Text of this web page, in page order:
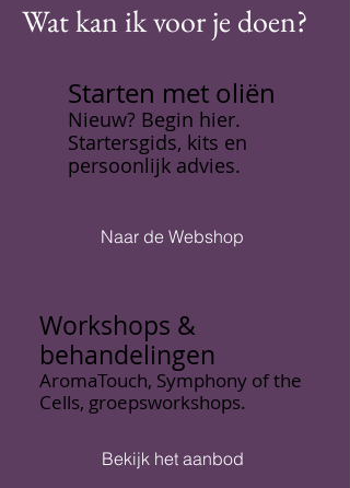
Wat kan ik voor je doen?
Starten met oliën
Nieuw? Begin hier.
Startersgids, kits en
persoonlijk advies.
Naar de Webshop
Workshops &
behandelingen
AromaTouch, Symphony of the
Cells, groepsworkshops.
Bekijk het aanbod